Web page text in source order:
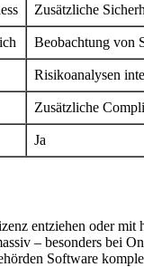
Zusätzliche
Beobachtung von
Risikoanalysen
Zusätzliche
Ja
entziehen oder
– besonders bei
Software